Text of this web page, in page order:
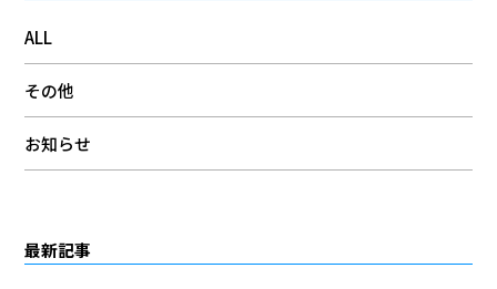
ALL
その他
お知らせ
最新記事